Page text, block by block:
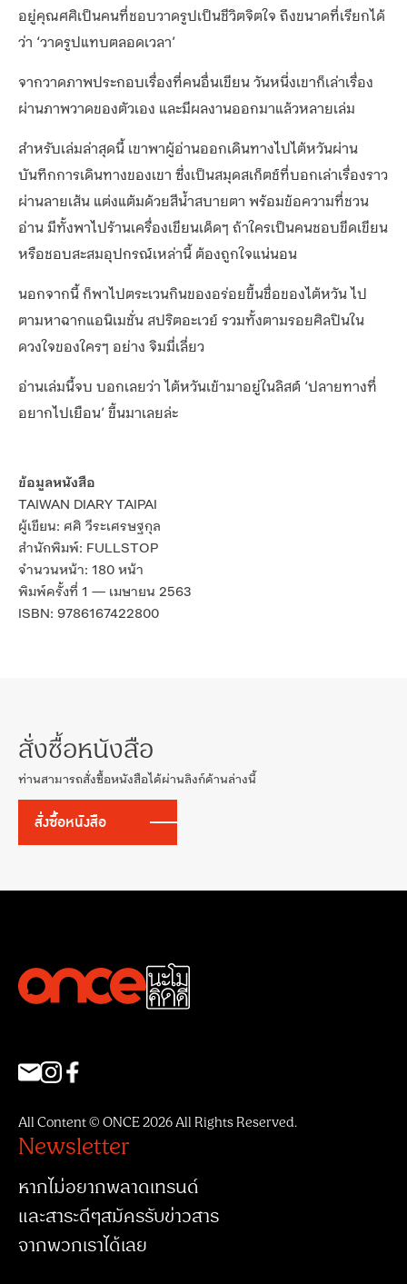
อยู่คุณศศิเป็นคนที่ชอบวาดรูปเป็นชีวิตจิตใจ ถึงขนาดที่เรียกได้
ว่า ‘วาดรูปแทบตลอดเวลา’
จากวาดภาพประกอบเรื่องที่คนอื่นเขียน วันหนึ่งเขาก็เล่าเรื่อง
ผ่านภาพวาดของตัวเอง และมีผลงานออกมาแล้วหลายเล่ม
สำหรับเล่มล่าสุดนี้ เขาพาผู้อ่านออกเดินทางไปไต้หวันผ่าน
บันทึกการเดินทางของเขา ซึ่งเป็นสมุดสเก็ตช์ที่บอกเล่าเรื่องราว
ผ่านลายเส้น แต่งแต้มด้วยสีน้ำสบายตา พร้อมข้อความที่ชวน
อ่าน มีทั้งพาไปร้านเครื่องเขียนเด็ดๆ ถ้าใครเป็นคนชอบขีดเขียน
หรือชอบสะสมอุปกรณ์เหล่านี้ ต้องถูกใจแน่นอน
นอกจากนี้ ก็พาไปตระเวนกินของอร่อยขึ้นชื่อของไต้หวัน ไป
ตามหาฉากแอนิเมชั่น สปริตอะเวย์ รวมทั้งตามรอยศิลปินใน
ดวงใจของใครๆ อย่าง จิมมี่เลี่ยว
อ่านเล่มนี้จบ บอกเลยว่า ไต้หวันเข้ามาอยู่ในลิสต์ ‘ปลายทางที่
อยากไปเยือน’ ขึ้นมาเลยล่ะ
ข้อมูลหนังสือ
TAIWAN DIARY TAIPAI
ผู้เขียน: ศศิ วีระเศรษฐกุล
สำนักพิมพ์: FULLSTOP
จำนวนหน้า: 180 หน้า
พิมพ์ครั้งที่ 1 — เมษายน 2563
ISBN: 9786167422800
สั่งซื้อหนังสือ
ท่านสามารถสั่งซื้อหนังสือได้ผ่านลิงก์ด้านล่างนี้
สั่งซื้อหนังสือ
All Content © ONCE 2026 All Rights Reserved.
Newsletter
หากไม่อยากพลาดเทรนด์
และสาระดีๆสมัครรับข่าวสาร
จากพวกเราได้เลย